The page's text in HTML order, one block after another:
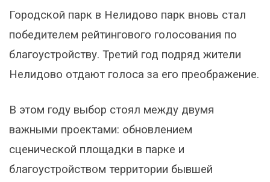
Городской парк в Нелидово парк вновь стал
победителем рейтингового голосования по
благоустройству. Третий год подряд жители
Нелидово отдают голоса за его преображение.
В этом году выбор стоял между двумя
важными проектами: обновлением
сценической площадки в парке и
благоустройством территории бывшей